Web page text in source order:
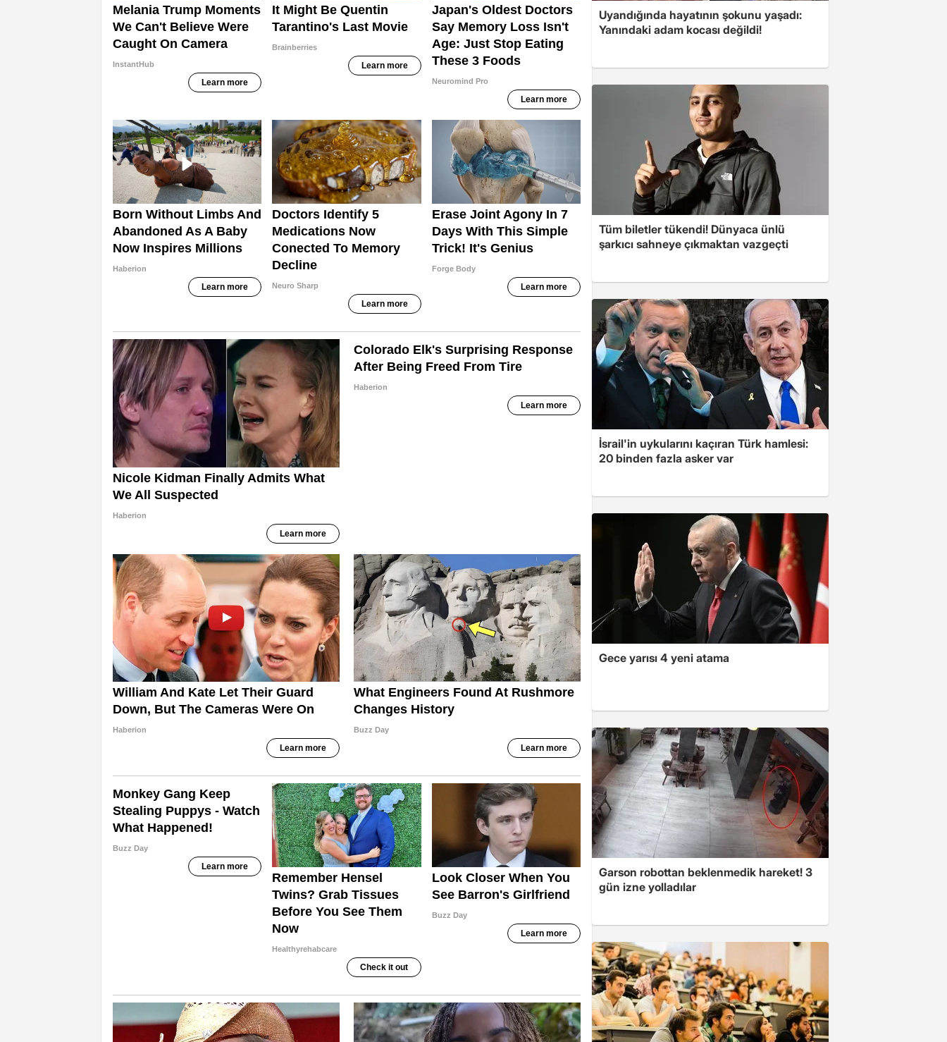
Uyandığında hayatının şokunu yaşadı:
Yanındaki adam kocası değildi!
Tüm biletler tükendi! Dünyaca ünlü
şarkıcı sahneye çıkmaktan vazgeçti
İsrail'in uykularını kaçıran Türk hamlesi:
20 binden fazla asker var
Gece yarısı 4 yeni atama
Garson robottan beklenmedik hareket! 3
gün izne yolladılar